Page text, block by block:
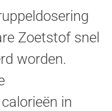
Zoetstof snel
worden.
in